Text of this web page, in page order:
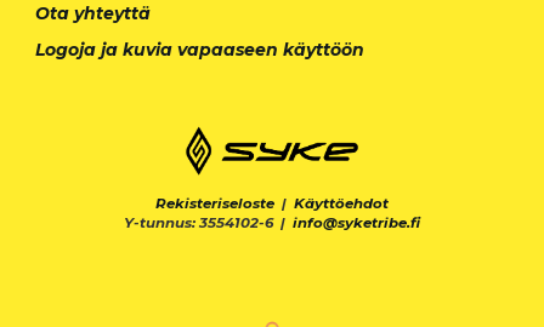
Ota yhteyttä
Logoja ja kuvia vapaaseen käyttöön
Rekisteriseloste | Käyttöehdot
Y-tunnus: 3554102-6 | info@syketribe.fi